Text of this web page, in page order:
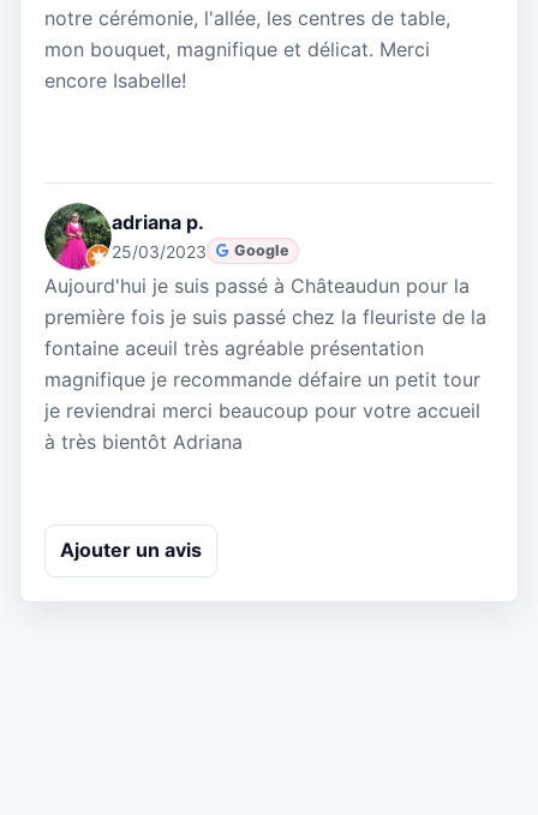
notre cérémonie, l'allée, les centres de table,
mon bouquet, magnifique et délicat. Merci
encore Isabelle!
adriana p.
25/03/2023 Google
Aujourd'hui je suis passé à Châteaudun pour la
première fois je suis passé chez la fleuriste de la
fontaine aceuil très agréable présentation
magnifique je recommande défaire un petit tour
je reviendrai merci beaucoup pour votre accueil
à très bientôt Adriana
Ajouter un avis